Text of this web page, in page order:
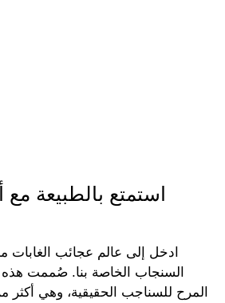
استمتع بالطبيعة مع
ادخل إلى عالم عجائب الغابات
السنجاب الخاصة بنا. صُممت هذه
المرح للسناجب الحقيقية، وهي أكثر